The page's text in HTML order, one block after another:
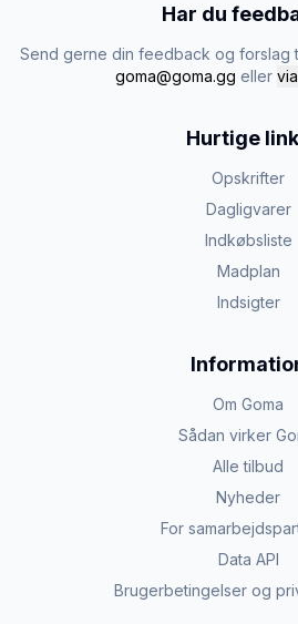
Har du
Send gerne din feedback og forslag
goma@goma.gg eller
Hurtige
Opskrifter
Dagligvarer
Indkøbsliste
Madplan
Indsigter
Om Goma
Sådan virker
Alle tilbud
Nyheder
For
Data API
Brugerbetingelser og